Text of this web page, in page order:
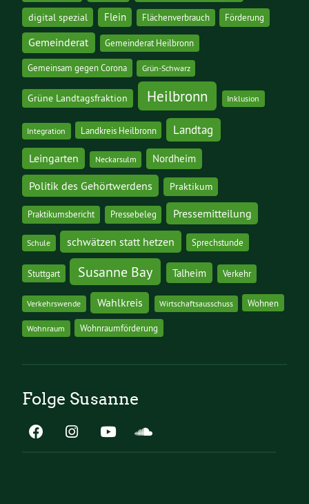
digital spezial Flein Flächenverbrauch Förderung
Gemeinderat Gemeinderat Heilbronn
Gemeinsam gegen Corona Grün-Schwarz
Grüne Landtagsfraktion Heilbronn Inklusion
Integration Landkreis Heilbronn Landtag
Leingarten Neckarsulm Nordheim
Politik des Gehörtwerdens Praktikum
Praktikumsbericht Pressebeleg Pressemitteilung
Schule schwätzen statt hetzen Sprechstunde
Stuttgart Susanne Bay Talheim Verkehr
Verkehrswende Wahlkreis Wirtschaftsausschuss Wohnen
Wohnraum Wohnraumförderung
Folge Susanne